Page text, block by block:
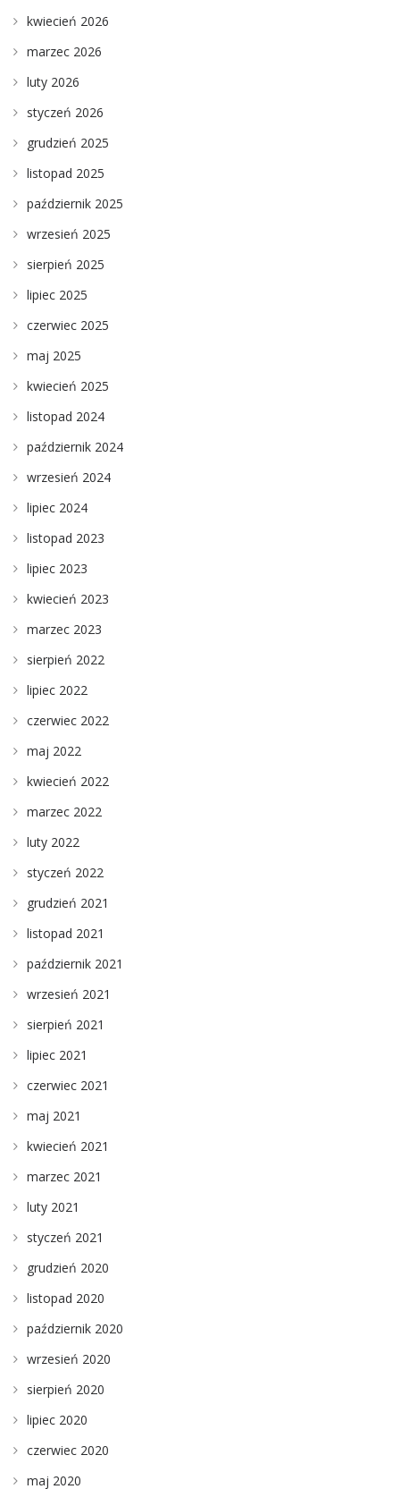
kwiecień 2026
marzec 2026
luty 2026
styczeń 2026
grudzień 2025
listopad 2025
październik 2025
wrzesień 2025
sierpień 2025
lipiec 2025
czerwiec 2025
maj 2025
kwiecień 2025
listopad 2024
październik 2024
wrzesień 2024
lipiec 2024
listopad 2023
lipiec 2023
kwiecień 2023
marzec 2023
sierpień 2022
lipiec 2022
czerwiec 2022
maj 2022
kwiecień 2022
marzec 2022
luty 2022
styczeń 2022
grudzień 2021
listopad 2021
październik 2021
wrzesień 2021
sierpień 2021
lipiec 2021
czerwiec 2021
maj 2021
kwiecień 2021
marzec 2021
luty 2021
styczeń 2021
grudzień 2020
listopad 2020
październik 2020
wrzesień 2020
sierpień 2020
lipiec 2020
czerwiec 2020
maj 2020